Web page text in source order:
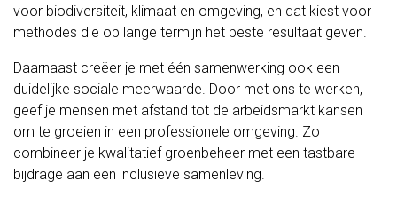
erf
kinderen
Heerlijk
van
voor biodiversiteit, klimaat en omgeving, en dat kiest voor
methodes die op lange termijn het beste resultaat geven.
Daarnaast creëer je met één samenwerking ook een
duidelijke sociale meerwaarde. Door met ons te werken,
geef je mensen met afstand tot de arbeidsmarkt kansen
om te groeien in een professionele omgeving. Zo
combineer je kwalitatief groenbeheer met een tastbare
bijdrage aan een inclusieve samenleving.